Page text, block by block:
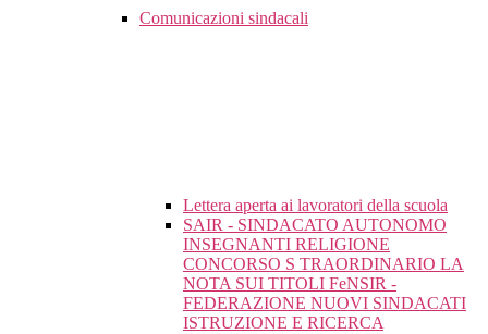
Comunicazioni sindacali
Lettera aperta ai lavoratori della scuola
SAIR - SINDACATO AUTONOMO
INSEGNANTI RELIGIONE
CONCORSO S TRAORDINARIO LA
NOTA SUI TITOLI FeNSIR -
FEDERAZIONE NUOVI SINDACATI
ISTRUZIONE E RICERCA